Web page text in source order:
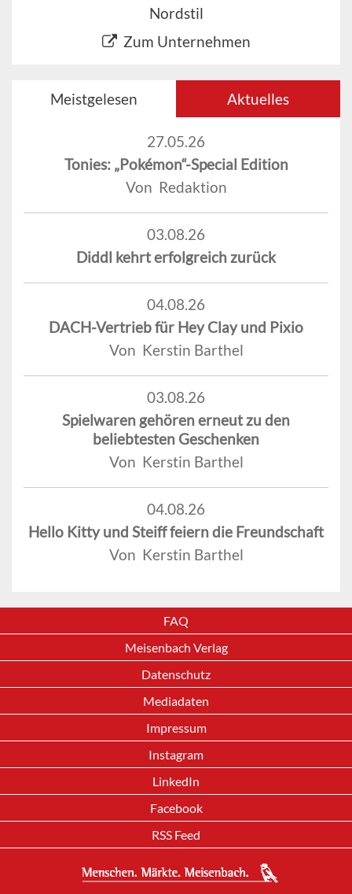
Nordstil
Zum Unternehmen
Meistgelesen Aktuelles
27.05.26
Tonies: „Pokémon“-Special Edition
Von Redaktion
03.08.26
Diddl kehrt erfolgreich zurück
04.08.26
DACH-Vertrieb für Hey Clay und Pixio
Von Kerstin Barthel
03.08.26
Spielwaren gehören erneut zu den
beliebtesten Geschenken
Von Kerstin Barthel
04.08.26
Hello Kitty und Steiff feiern die Freundschaft
Von Kerstin Barthel
FAQ
Meisenbach Verlag
Datenschutz
Mediadaten
Impressum
Instagram
LinkedIn
Facebook
RSS Feed